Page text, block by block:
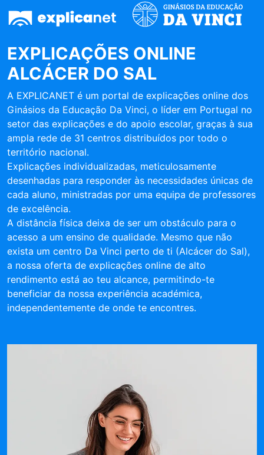
EXPLICAÇÕES ONLINE
ALCÁCER DO SAL
A EXPLICANET é um portal de explicações online dos
Ginásios da Educação Da Vinci, o líder em Portugal no
setor das explicações e do apoio escolar, graças à sua
ampla rede de 31 centros distribuídos por todo o
território nacional.
Explicações individualizadas, meticulosamente
desenhadas para responder às necessidades únicas de
cada aluno, ministradas por uma equipa de professores
de excelência.
A distância física deixa de ser um obstáculo para o
acesso a um ensino de qualidade. Mesmo que não
exista um centro Da Vinci perto de ti (Alcácer do Sal),
a nossa oferta de explicações online de alto
rendimento está ao teu alcance, permitindo-te
beneficiar da nossa experiência académica,
independentemente de onde te encontres.